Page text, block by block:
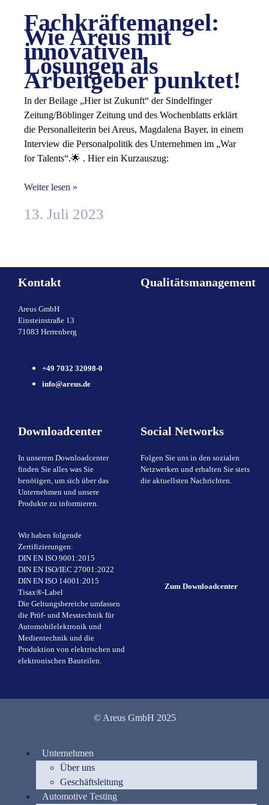
Fachkräftemangel:
Wie Areus mit
innovativen
Lösungen als
Arbeitgeber punktet!
In der Beilage „Hier ist Zukunft“ der Sindelfinger
Zeitung/Böblinger Zeitung und des Wochenblatts erklärt
die Personalleiterin bei Areus, Magdalena Bayer, in einem
Interview die Personalpolitik des Unternehmen im „War
for Talents“.🌟 . Hier ein Kurzauszug:
Weiter lesen »
13. Juli 2023
Kontakt
Areus GmbH
Einsteinstraße 13
71083 Herrenberg
+49 7032 32098-0
info@areus.de
Qualitätsmanagement
Downloadcenter
In unserem Downloadcenter
finden Sie alles was Sie
benötigen, um sich über das
Unternehmen und unsere
Produkte zu informieren.
Wir haben folgende
Zertifizierungen:
DIN EN ISO 9001:2015
DIN EN ISO/IEC 27001:2022
DIN EN ISO 14001:2015
Tisax®-Label
Die Geltungsbereiche umfassen
die Prüf- und Messtechnik für
Automobilelektronik und
Medientechnik und die
Produktion von elektrischen und
elektronischen Bauteilen.
Social Networks
Folgen Sie uns in den sozialen
Netzwerken und erhalten Sie stets
die aktuellsten Nachrichten.
Zum Downloadcenter
© Areus GmbH 2025
Unternehmen
Über uns
Geschäftsleitung
Automotive Testing